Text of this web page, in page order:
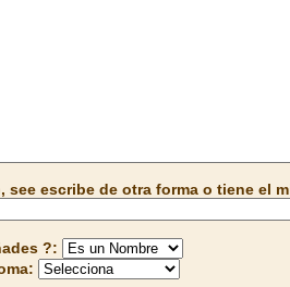
see escribe de otra forma o tiene el
?: